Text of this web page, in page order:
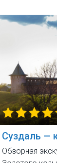
Суздаль —
Обзорная